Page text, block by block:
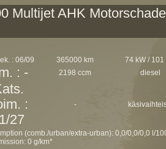
Multijet AHK
: 06/09 365000 km 74 kW / 101
: - 2198 ccm diesel
:
27
-
(comb./urban/extra-urban): 0,0/0,0/0,0 l/
0 g/km*